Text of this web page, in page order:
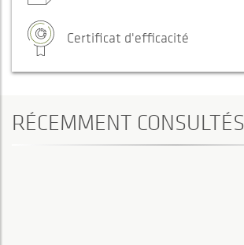
Certificat d'efficacité
RÉCEMMENT CONSULTÉS